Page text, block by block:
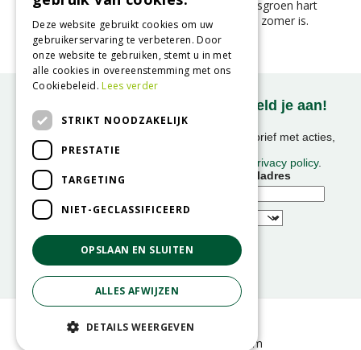
steel. Met haar knalgele bloemblaadjes en frisgroen hart
fleurt ze elke border of pot op alsof het altijd zomer is.
Onze nieuwsbrief ontvangen? Meld je aan!
Ontvang ongeveer 1x per week onze nieuwsbrief met acties,
We slaan uw gegevens op conform onze
privacy policy.
Voornaam
E-mailadres
© GroenRijk
GRS-Platform
Deze website gebruikt cookies om uw
gebruikerservaring te verbeteren. Door
onze website te gebruiken, stemt u in met
alle cookies in overeenstemming met ons
Cookiebeleid.Lees verder
STRIKT NOODZAKELIJK
PRESTATIE
TARGETING
NIET-GECLASSIFICEERD
OPSLAAN EN SLUITEN
ALLES AFWIJZEN
DETAILS WEERGEVEN